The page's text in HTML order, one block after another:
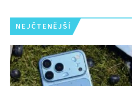
NEJČTENĚJŠÍ